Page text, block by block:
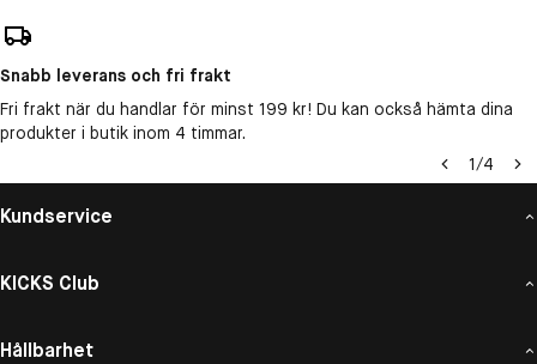
Snabb leverans och fri frakt
Fri frakt när du handlar för minst 199 kr! Du kan också hämta dina
produkter i butik inom 4 timmar.
1/4
Kundservice
KICKS Club
Hållbarhet